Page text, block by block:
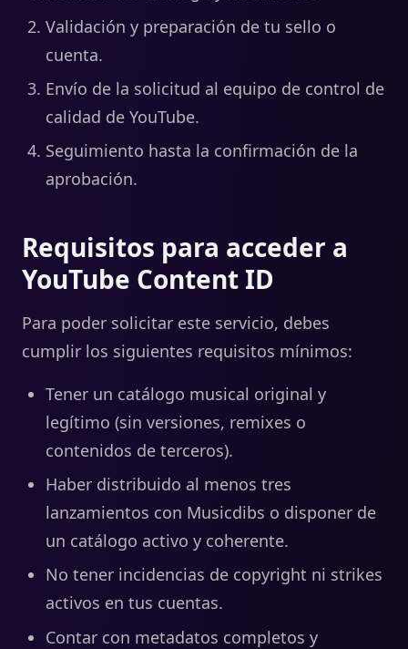
Validación y preparación de tu sello o
cuenta.
Envío de la solicitud al equipo de control de
calidad de YouTube.
Seguimiento hasta la confirmación de la
aprobación.
Requisitos para acceder a
YouTube Content ID
Para poder solicitar este servicio, debes
cumplir los siguientes requisitos mínimos:
Tener un catálogo musical original y
legítimo (sin versiones, remixes o
contenidos de terceros).
Haber distribuido al menos tres
lanzamientos con Musicdibs o disponer de
un catálogo activo y coherente.
No tener incidencias de copyright ni strikes
activos en tus cuentas.
Contar con metadatos completos y